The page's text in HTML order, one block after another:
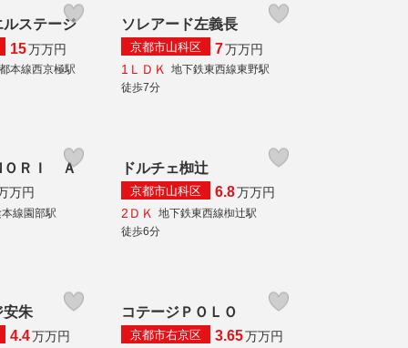
ステージ
15万万円
本線西京極駅
ソレアード左義長
京都市山科区 7万万円
1ＬＤＫ
地下鉄東西線東野駅
徒歩7分
ＯＲＩ Ａ
万円
線園部駅
ドルチェ椥辻
京都市山科区 6.8万万円
2ＤＫ
地下鉄東西線椥辻駅
徒歩6分
安朱
4.4万万円
コテージＰＯＬＯ
京都市右京区 3.65万万円